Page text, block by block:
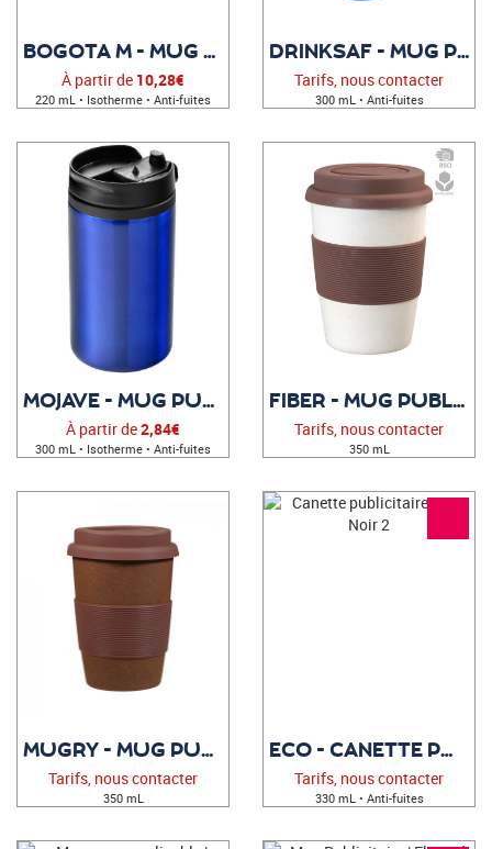
BOGOTA M - MUG PERSONNALISÉ
À partir de 10,28€
220 mL • Isotherme • Anti-fuites
DRINKSAF - MUG PUBLICITAIRE
Tarifs, nous contacter
300 mL • Anti-fuites
MOJAVE - MUG PUBLICITAIRE
À partir de2,84€
300 mL • Isotherme • Anti-fuites
FIBER - MUG PUBLICITAIRE
Tarifs, nous contacter
350 mL
MUGRY - MUG PUBLICITAIRE
Tarifs, nous contacter
350 mL
ECO - CANETTE PUBLICITAIRE
Tarifs, nous contacter
330 mL • Anti-fuites